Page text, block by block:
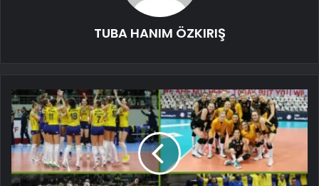
TUBA HANIM ÖZKIRIŞ